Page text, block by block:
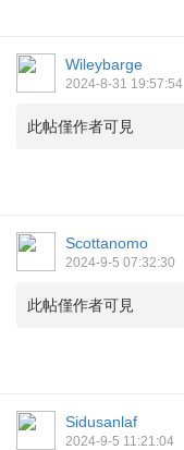
Wileybarge
2024-8-31 19:57:54
此帖僅作者可見
Scottanomo
2024-9-5 07:32:30
此帖僅作者可見
Sidusanlaf
2024-9-5 11:21:04